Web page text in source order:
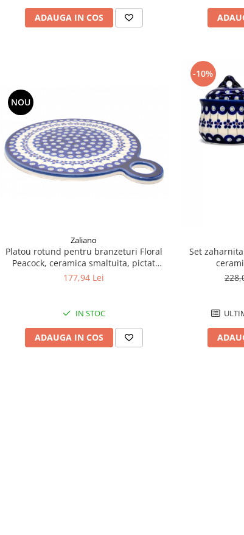
ADAUGA IN COS
NOU
Zaliano
Platou rotund pentru branzeturi Floral
Peacock, ceramica smaltuita, pictat
manual, 22,8 cm
177,94 Lei
IN STOC
ADAUGA IN COS
-10%
Set